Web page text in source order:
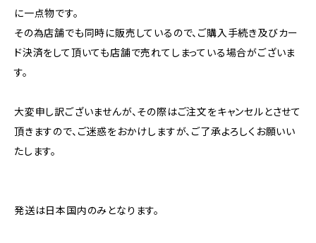
に一点物です。
その為店舗でも同時に販売しているので、ご購入手続き及びカー
ド決済をして頂いても店舗で売れてしまっている場合がございま
す。
大変申し訳ございませんが、その際はご注文をキャンセルとさせて
頂きますので、ご迷惑をおかけしますが、ご了承よろしくお願いい
たします。
発送は日本国内のみとなります。